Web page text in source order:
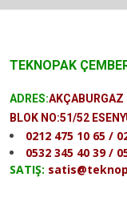
TEKNOPAK
ADRES:
BLOK NO:51/52
0212 475 10 65 /
0532 345 40 39 /
SATIŞ: